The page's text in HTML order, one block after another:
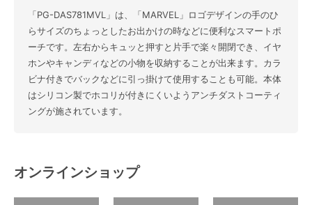
「PG-DAS781MVL」は、「MARVEL」ロゴデザインの手のひ
らサイズのちょっとしたお出かけの時などに便利なスマートポ
ーチです。左右からキュッと押すと片手で楽々開閉でき、イヤ
ホンやキャンディなどの小物を収納することが出来ます。カラ
ビナ付きでバックなどに引っ掛けて使用することも可能。本体
はシリコン製でホコリが付きにくいようアンチダストコーティ
ングが施されています。
オンラインショップ